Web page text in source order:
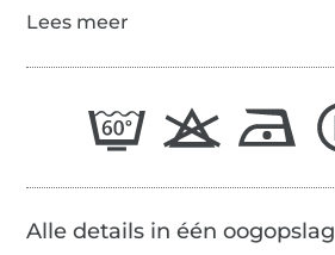
Alle details in één oogopslag